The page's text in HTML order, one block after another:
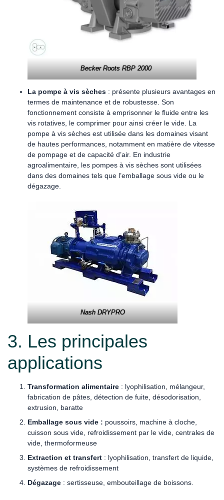
Becker Roots RBP 2000
La pompe à vis sèches : présente plusieurs avantages en
termes de maintenance et de robustesse. Son
fonctionnement consiste à emprisonner le fluide entre les
vis rotatives, le comprimer pour ainsi créer le vide. La
pompe à vis sèches est utilisée dans les domaines visant
de hautes performances, notamment en matière de vitesse
de pompage et de capacité d’air. En industrie
agroalimentaire, les pompes à vis sèches sont utilisées
dans des domaines tels que l’emballage sous vide ou le
dégazage.
Nash DRYPRO
3. Les principales
applications
Transformation alimentaire : lyophilisation, mélangeur,
fabrication de pâtes, détection de fuite, désodorisation,
extrusion, baratte
Emballage sous vide : poussoirs, machine à cloche,
cuisson sous vide, refroidissement par le vide, centrales de
vide, thermoformeuse
Extraction et transfert : lyophilisation, transfert de liquide,
systèmes de refroidissement
Dégazage : sertisseuse, embouteillage de boissons.